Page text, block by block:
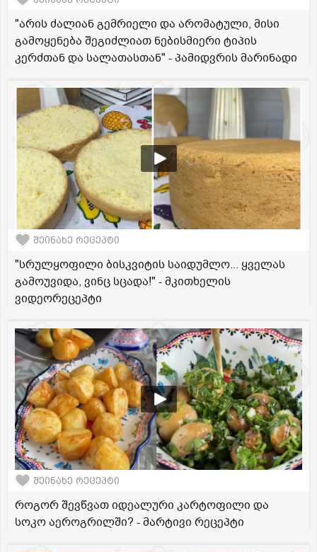
"არის ძალიან გემრიელი და არომატული, მისი
გამოყენება შეგიძლიათ ნებისმიერი ტიპის
კერძთან და სალათასთან" - პამიდვრის მარინადი
შეინახე რეცეპტი
"სრულყოფილი ბისკვიტის საიდუმლო... ყველას
გამოუვიდა, ვინც სცადა!" - მკითხელის
ვიდეორეცეპტი
შეინახე რეცეპტი
როგორ შევწვათ იდეალური კარტოფილი და
სოკო აეროგრილში? - მარტივი რეცეპტი